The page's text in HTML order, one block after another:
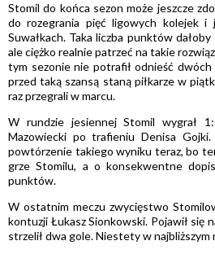
Stomil do końca sezon może jeszcze
do rozegrania pięć ligowych kolejek i
Suwałkach. Taka liczba punktów
ale ciężko realnie patrzeć na takie
tym sezonie nie potrafił odnieść dwóch
przed taką szansą staną piłkarze w
raz przegrali w marcu.
W rundzie jesiennej Stomil wygrał
Mazowiecki po trafieniu Denisa
powtórzenie takiego wyniku teraz, bo
grze Stomilu, a o konsekwentne
punktów.
W ostatnim meczu zwycięstwo
kontuzji Łukasz Sionkowski. Pojawił się
strzelił dwa gole. Niestety w najbliższym